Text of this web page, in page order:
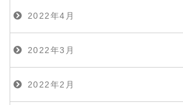
2022年4月
2022年3月
2022年2月